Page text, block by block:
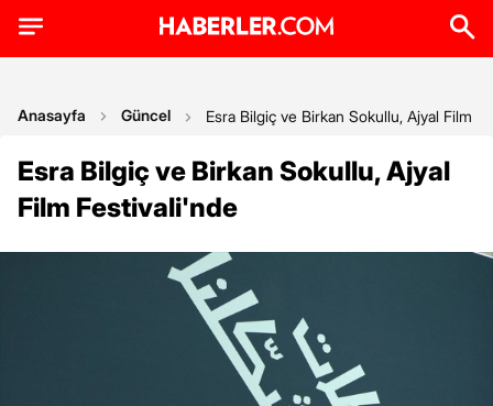
Anasayfa Güncel Esra Bilgiç ve Birkan Sokullu, Ajyal Film
Esra Bilgiç ve Birkan Sokullu, Ajyal
Film Festivali'nde